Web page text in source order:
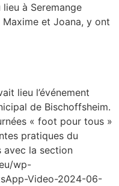
à Seremange
et Joana, y ont
lieu l’événement
de Bischoffsheim.
« foot pour tous »
pratiques du
avec la section
wp-
Video-2024-06-